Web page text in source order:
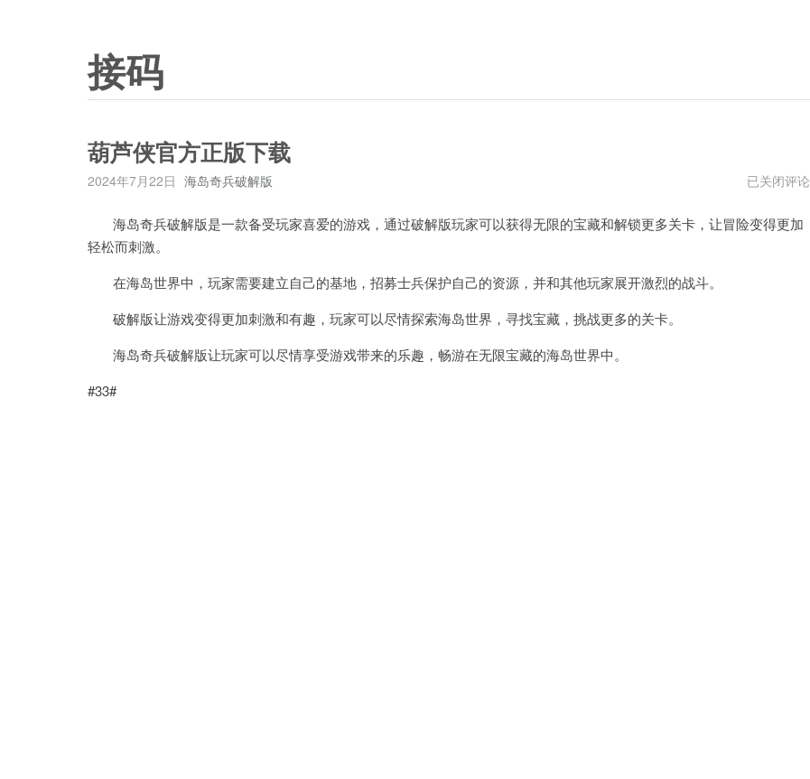
接码
葫芦侠官方正版下载
2024年7月22日 海岛奇兵破解版
葫
官
已关闭评论
海岛奇兵破解版是一款备受玩家喜爱的游戏，通过破解版玩家可以获得无限的宝藏和解锁更多关卡，让冒险变得更加
轻松而刺激。
在海岛世界中，玩家需要建立自己的基地，招募士兵保护自己的资源，并和其他玩家展开激烈的战斗。
破解版让游戏变得更加刺激和有趣，玩家可以尽情探索海岛世界，寻找宝藏，挑战更多的关卡。
海岛奇兵破解版让玩家可以尽情享受游戏带来的乐趣，畅游在无限宝藏的海岛世界中。
#33#